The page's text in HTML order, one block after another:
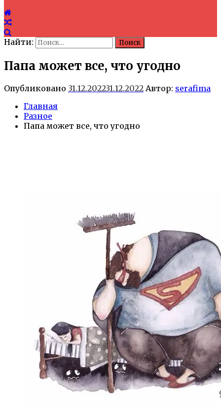
Найти:
Папа может все, что угодно
Опубликовано 31.12.202231.12.2022 Автор: serafima
Главная
Разное
Папа может все, что угодно